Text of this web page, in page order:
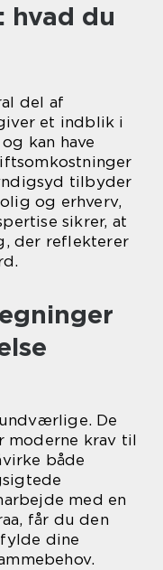
hvad du
del af
et indblik i
kan have
tilbyder
og erhverv,
sikrer, at
der reflekterer
De
moderne krav til
både
med en
får du den
dine